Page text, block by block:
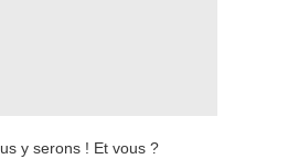
y serons ! Et vous ?